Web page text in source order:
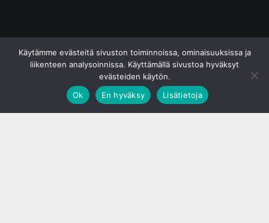
Käytämme evästeitä sivuston toiminnoissa, ominaisuuksissa ja
liikenteen analysoinnissa. Käyttämällä sivustoa hyväksyt
evästeiden käytön.
Ok
En hyväksy Lisätietoja